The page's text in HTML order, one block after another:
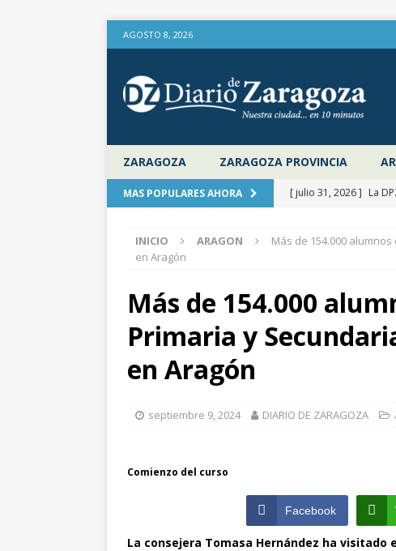
AGOSTO 8, 2026
ZARAGOZA ZARAGOZA PROVINCIA
MAS POPULARES AHORA [ julio 31, 2026 ] La
aire libre en el verano
la Diputación de
[ julio 31, 2026 ]
de Santiago de la
interceptaron poco
vehículos
INICIO ARAGON
Más de 154.000
en Aragón
Más de 154.000
Primaria y
en Aragón
septiembre 9, 2024 DIARIO DE ZARAGOZA
Comienzo del curso
Facebook
La consejera Tomasa Hernández ha visitado